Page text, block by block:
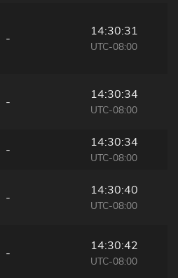
-
14:30:31
UTC-08:00
-
14:30:34
UTC-08:00
-
14:30:34
UTC-08:00
-
14:30:40
UTC-08:00
-
14:30:42
UTC-08:00